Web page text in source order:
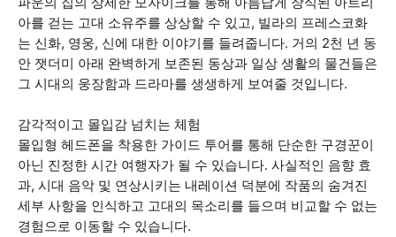
아를 걷는 고대 소유주를 상상할 수 있고, 빌라의 프레스코화
는 신화, 영웅, 신에 대한 이야기를 들려줍니다. 거의 2천 년 동
안 잿더미 아래 완벽하게 보존된 동상과 일상 생활의 물건들은
그 시대의 웅장함과 드라마를 생생하게 보여줄 것입니다.
감각적이고 몰입감 넘치는 체험
몰입형 헤드폰을 착용한 가이드 투어를 통해 단순한 구경꾼이
아닌 진정한 시간 여행자가 될 수 있습니다. 사실적인 음향 효
과, 시대 음악 및 연상시키는 내레이션 덕분에 작품의 숨겨진
세부 사항을 인식하고 고대의 목소리를 들으며 비교할 수 없는
경험으로 이동할 수 있습니다.